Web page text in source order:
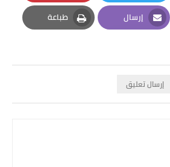
Twitter
Pinterest
إرسال
Email
طباعة
Print
إرسال تعليق